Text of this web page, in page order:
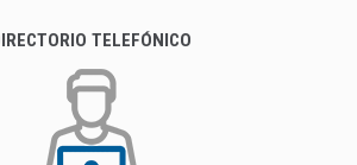
TELEFÓNICO